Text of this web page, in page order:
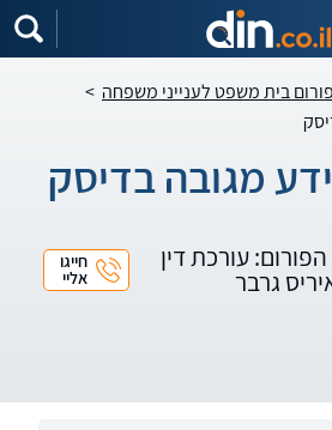
פורום בית משפט לענייני משפחה >
מגובה בדיסק
עורכת דין
גרבר
חייגו
אליי